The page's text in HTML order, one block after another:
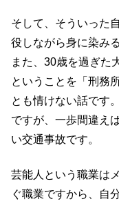
そして、そういった
役しながら身に染み
また、30歳を過ぎた
ということを「刑務
とも情けない話です
ですが、一歩間違え
い交通事故です。
芸能人という職業は
ぐ職業ですから、自